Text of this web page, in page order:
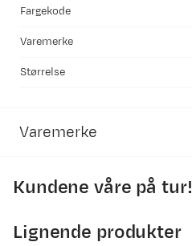
Fargekode
Varemerke
Størrelse
Varemerke
Kundene våre på tur!
Lignende produkter